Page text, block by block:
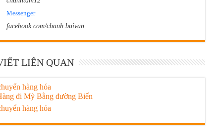
Messenger
facebook.com/chanh.buivan
LIÊN QUAN
hàng hóa
đi Mỹ Bằng đường Biển
hàng hóa